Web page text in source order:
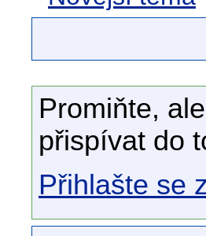
Promiňte,
přispívat do
Přihlašte se